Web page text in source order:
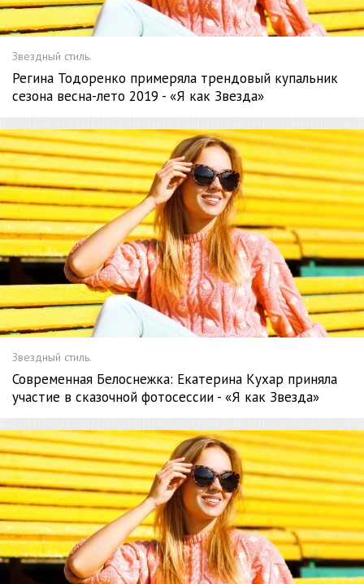
Звездный стиль.
Регина Тодоренко примеряла трендовый купальник
сезона весна-лето 2019 - «Я как Звезда»
Звездный стиль.
Современная Белоснежка: Екатерина Кухар приняла
участие в сказочной фотосессии - «Я как Звезда»